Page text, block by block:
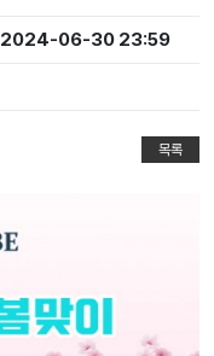
2024-06-30 23:59
목록